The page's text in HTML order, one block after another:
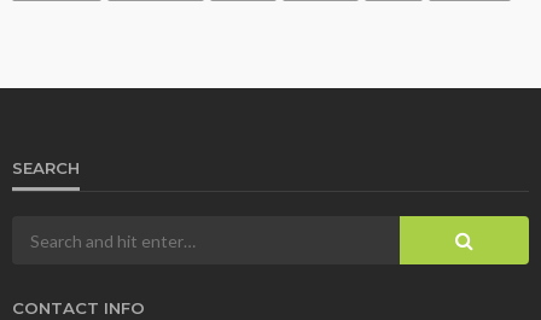
SEARCH
CONTACT INFO